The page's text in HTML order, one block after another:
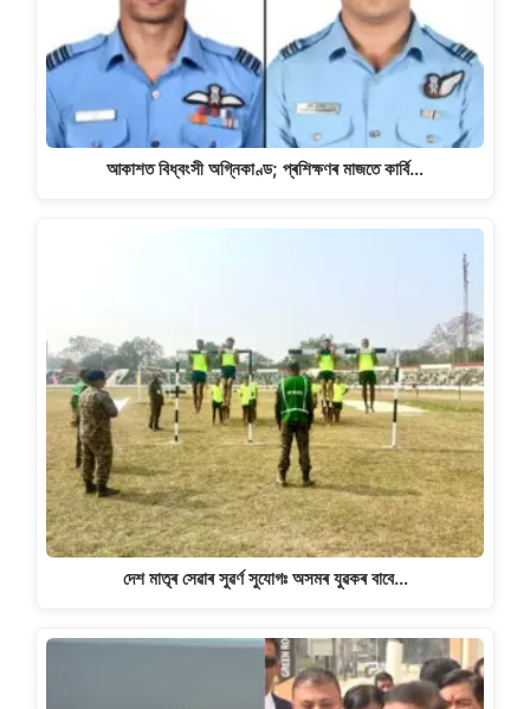
আকাশত বিধ্বংসী অগ্নিকাণ্ড; প্ৰশিক্ষণৰ মাজতে কাৰ্বি…
দেশ মাতৃৰ সেৱাৰ সুৱৰ্ণ সুযোগঃ অসমৰ যুৱকৰ বাবে…